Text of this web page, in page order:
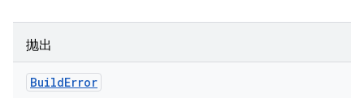
抛出
BuildError